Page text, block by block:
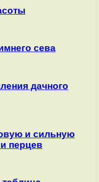
сева
дачного
и сильную
перцев